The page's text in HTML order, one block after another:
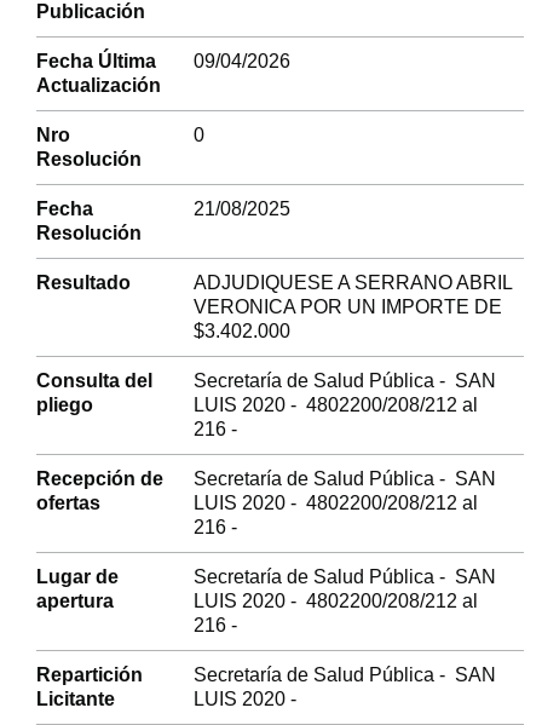
Publicación
Fecha Última
Actualización
09/04/2026
Nro
Resolución
0
Fecha
Resolución
21/08/2025
Resultado
ADJUDIQUESE A SERRANO ABRIL
VERONICA POR UN IMPORTE DE
$3.402.000
Consulta del
pliego
Secretaría de Salud Pública - SAN
LUIS 2020 - 4802200/208/212 al
216 -
Recepción de
ofertas
Secretaría de Salud Pública - SAN
LUIS 2020 - 4802200/208/212 al
216 -
Lugar de
apertura
Secretaría de Salud Pública - SAN
LUIS 2020 - 4802200/208/212 al
216 -
Repartición
Licitante
Secretaría de Salud Pública - SAN
LUIS 2020 -